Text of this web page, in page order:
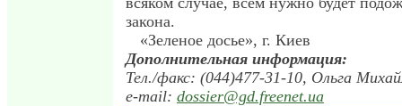
закона.
«Зеленое досье», г. Киев
Дополнительная информация:
Тел./факс: (044)477-31-10, Ольга
e-mail: dossier@gd.freenet.ua